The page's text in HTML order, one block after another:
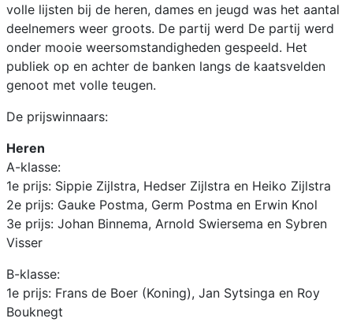
volle lijsten bij de heren, dames en jeugd was het aantal
deelnemers weer groots. De partij werd De partij werd
onder mooie weersomstandigheden gespeeld. Het
publiek op en achter de banken langs de kaatsvelden
genoot met volle teugen.
De prijswinnaars:
Heren
A-klasse:
1e prijs: Sippie Zijlstra, Hedser Zijlstra en Heiko Zijlstra
2e prijs: Gauke Postma, Germ Postma en Erwin Knol
3e prijs: Johan Binnema, Arnold Swiersema en Sybren
Visser
B-klasse:
1e prijs: Frans de Boer (Koning), Jan Sytsinga en Roy
Bouknegt